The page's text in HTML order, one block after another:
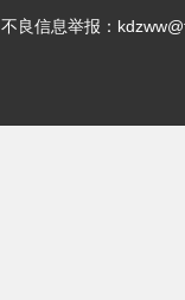
不良信息举报：